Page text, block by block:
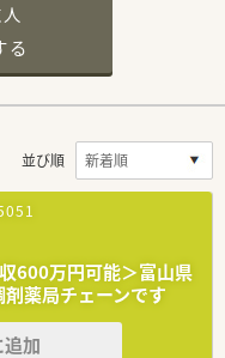
る
並び順
600万円可能＞富山県
薬局チェーンです
加